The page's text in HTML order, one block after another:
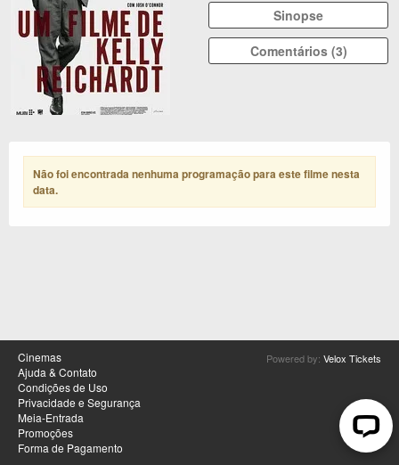
Sinopse
Comentários (3)
Não foi encontrada nenhuma programação para este filme nesta
data.
Cinemas
Ajuda & Contato
Condições de Uso
Privacidade e Segurança
Meia-Entrada
Promoções
Forma de Pagamento
Powered by: Velox Tickets